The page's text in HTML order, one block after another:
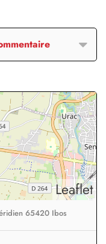
Leaflet
65420 Ibos